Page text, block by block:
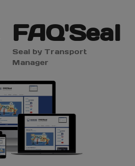
FAQ'Seal
Seal by Transport
Manager